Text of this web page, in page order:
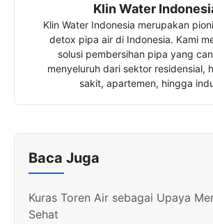
Klin Water
Klin Water Indonesia merupakan
detox pipa air di Indonesia. Kami
solusi pembersihan pipa yang
menyeluruh dari sektor residensial,
sakit, apartemen, hingga
Baca Juga
Kuras Toren Air sebagai Upaya
Sehat